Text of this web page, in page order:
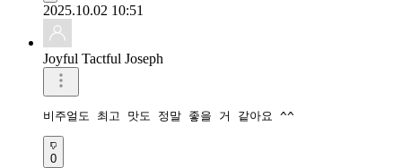
2025.10.02 10:51
Joyful Tactful Joseph
비주얼도 최고 맛도 정말 좋을 거 같아요 ^^
0